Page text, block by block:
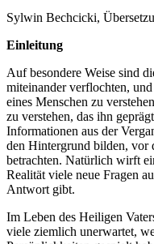
Sylwin Bechcicki,
Einleitung
Auf besondere Weise sind
miteinander verflochten,
eines Menschen zu
zu verstehen, das ihn
Informationen aus der
den Hintergrund bilden, vor
betrachten. Natürlich wirft
Realität viele neue Fragen
Antwort gibt.
Im Leben des Heiligen
viele ziemlich unerwartet,